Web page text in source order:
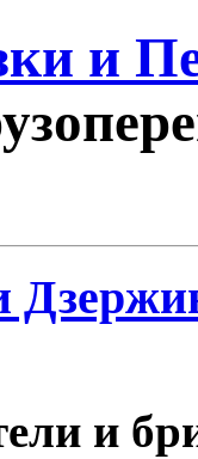
и
и